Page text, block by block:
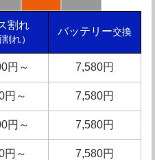
修理店です。駅から
の日でも利用しやすいで
ち並びお買い物ついでのご
間においしい店を探索して
割れ
れ）
バッテリー交換
円～ 7,580円
円～ 7,580円
円～ 7,580円
円～ 7,580円